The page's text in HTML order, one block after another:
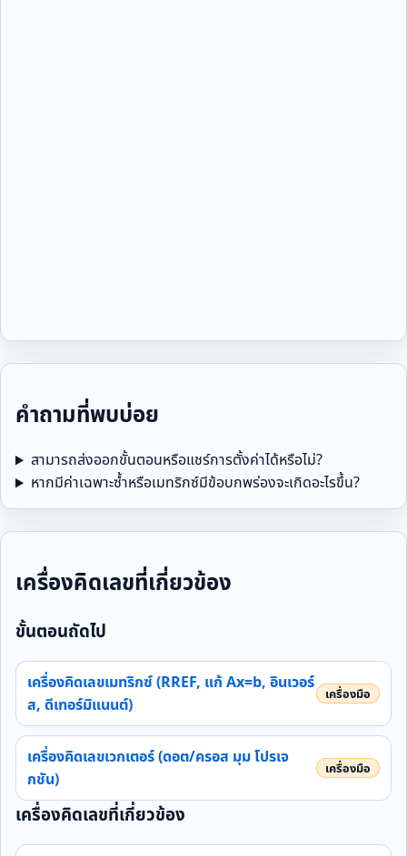
คำถามที่พบบ่อย
สามารถส่งออกขั้นตอนหรือแชร์การตั้งค่าได้หรือไม่?
หากมีค่าเฉพาะซ้ำหรือเมทริกซ์มีข้อบกพร่องจะเกิดอะไรขึ้น?
เครื่องคิดเลขที่เกี่ยวข้อง
ขั้นตอนถัดไป
เครื่องคิดเลขเมทริกซ์ (RREF, แก้ Ax=b, อินเวอร์
ส, ดีเทอร์มิแนนต์)
เครื่องคิดเลขเวกเตอร์ (ดอต/ครอส มุม โปรเจ
กชัน)
เครื่องคิดเลขที่เกี่ยวข้อง